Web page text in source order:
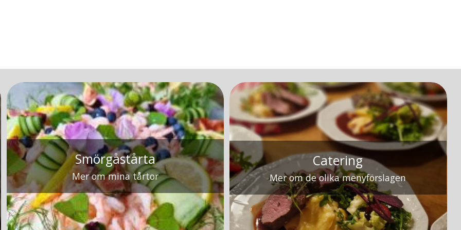
Smörgåstårta
Mer om mina tårtor
Catering
Mer om de olika menyförslagen